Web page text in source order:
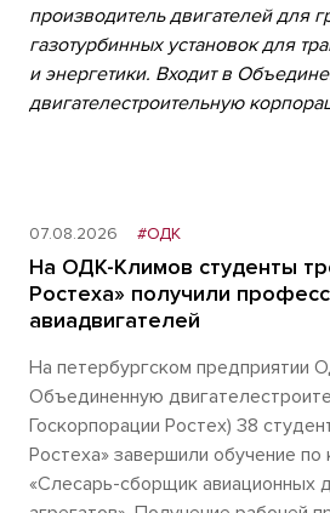
производитель двигателей для
газотурбинных установок для
и энергетики. Входит в
двигателестроительную
07.08.2026 #ОДК
На ОДК-Климов студенты
Ростеха» получили
авиадвигателей
На петербургском предприятии
Объединенную
Госкорпорации Ростех) 38
Ростеха» завершили обучение по
«Слесарь-сборщик авиационных